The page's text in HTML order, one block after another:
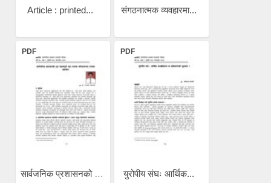
Article : printed... संगठनात्मक व्यवहारमा...
PDF
सार्वजनिक प्रशासनको एक...
PDF
युरोपीय संघः आर्थिक...